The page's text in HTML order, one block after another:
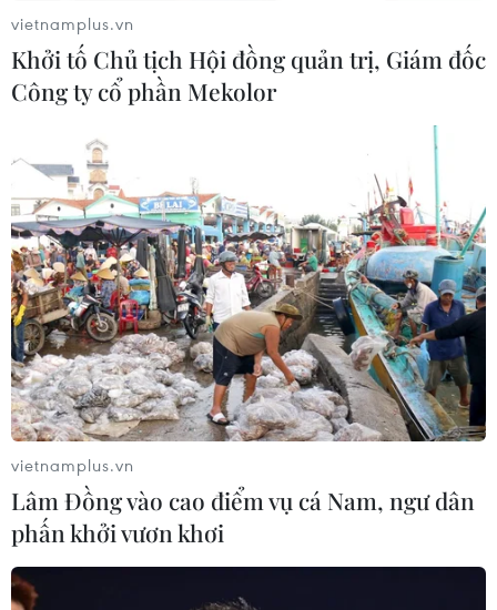
vietnamplus.vn
Khởi tố Chủ tịch Hội đồng quản trị, Giám đốc
Công ty cổ phần Mekolor
vietnamplus.vn
Lâm Đồng vào cao điểm vụ cá Nam, ngư dân
phấn khởi vươn khơi